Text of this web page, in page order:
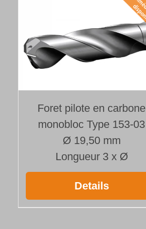
Foret pilote en carbone
monobloc Type 153-03
Ø 19,50 mm
Longueur 3 x Ø
Details